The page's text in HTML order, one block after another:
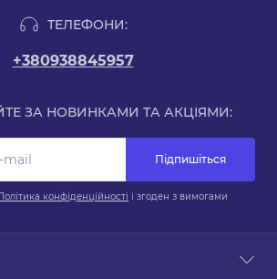
ТЕЛЕФОНИ:
+380938845957
ЗА НОВИНКАМИ ТА АКЦІЯМИ:
Підпишіться
конфіденційності і згоден з вимогами